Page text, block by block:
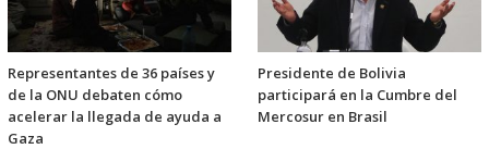
Representantes de 36 países y
de la ONU debaten cómo
acelerar la llegada de ayuda a
Gaza
Presidente de Bolivia
participará en la Cumbre del
Mercosur en Brasil